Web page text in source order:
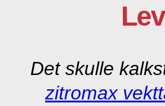
Det skulle
zitromax